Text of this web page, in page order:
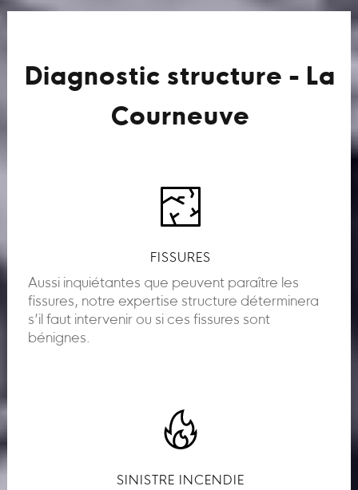
Diagnostic structure - La
Courneuve
FISSURES
Aussi inquiétantes que peuvent paraître les
fissures, notre expertise structure déterminera
s’il faut intervenir ou si ces fissures sont
bénignes.
SINISTRE INCENDIE